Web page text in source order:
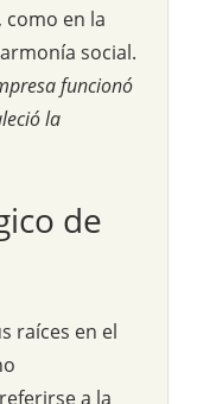
en la
social.
funcionó
la
de
raíces en el
a la